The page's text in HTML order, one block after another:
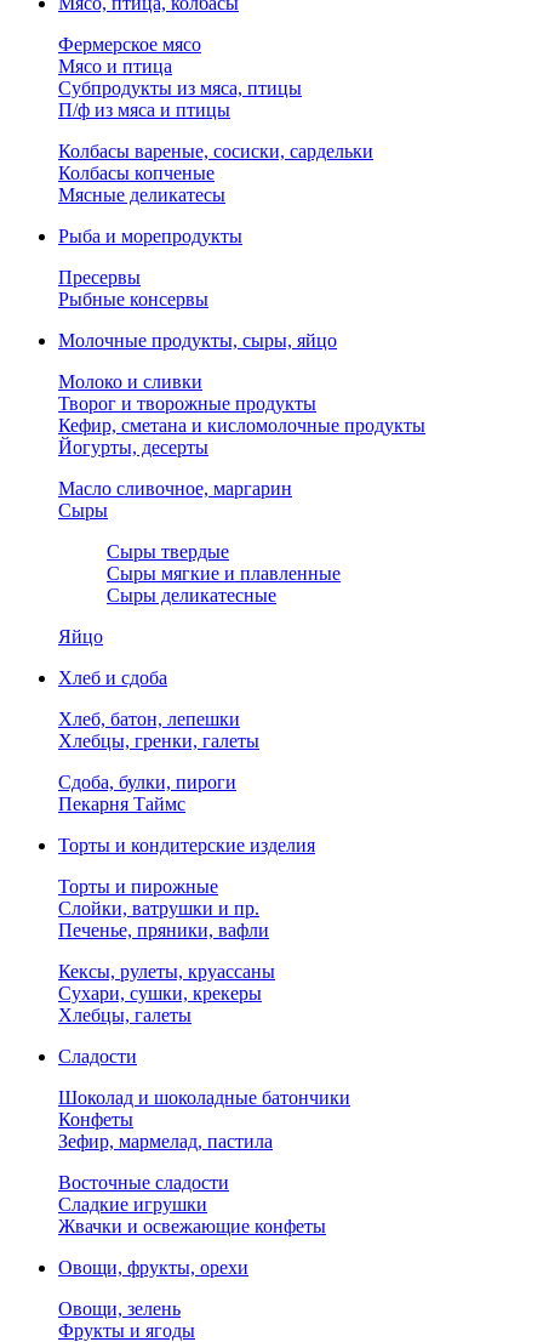
Фермерское мясо
Мясо и птица
Субпродукты из мяса, птицы
П/ф из мяса и птицы
Колбасы вареные, сосиски, сардельки
Колбасы копченые
Мясные деликатесы
Рыба и морепродукты
Пресервы
Рыбные консервы
Молочные продукты, сыры, яйцо
Молоко и сливки
Творог и творожные продукты
Кефир, сметана и кисломолочные продукты
Йогурты, десерты
Масло сливочное, маргарин
Сыры
Сыры твердые
Сыры мягкие и плавленные
Сыры деликатесные
Яйцо
Хлеб и сдоба
Хлеб, батон, лепешки
Хлебцы, гренки, галеты
Сдоба, булки, пироги
Пекарня Таймс
Торты и кондитерские изделия
Торты и пирожные
Слойки, ватрушки и пр.
Печенье, пряники, вафли
Кексы, рулеты, круассаны
Сухари, сушки, крекеры
Хлебцы, галеты
Сладости
Шоколад и шоколадные батончики
Конфеты
Зефир, мармелад, пастила
Восточные сладости
Сладкие игрушки
Жвачки и освежающие конфеты
Овощи, фрукты, орехи
Овощи, зелень
Фрукты и ягоды